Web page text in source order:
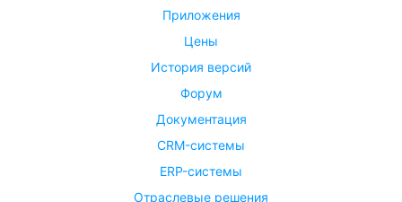
Приложения
Цены
История версий
Форум
Документация
CRM-системы
ERP-системы
Отраслевые решения